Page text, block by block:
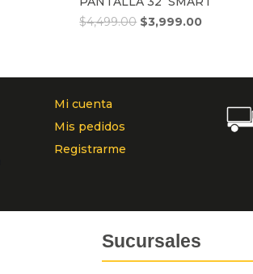
$4,499.00 $3,999.00
Mi cuenta
Mis pedidos
Registrarme
Sucursales